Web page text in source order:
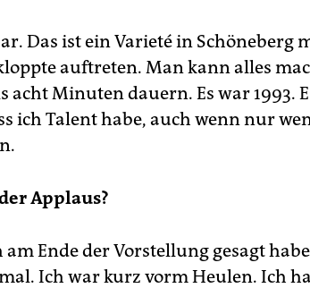
Das ist ein Varieté in Schöneberg
auftreten. Man kann alles
acht Minuten dauern. Es war 1993.
ich Talent habe, auch wenn nur
Applaus?
Ende der Vorstellung gesagt
Ich war kurz vorm Heulen. Ich